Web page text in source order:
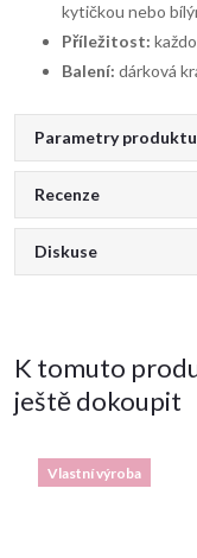
kytičkou nebo
Příležitost:
Balení: dárková
Parametry produktu
Recenze
Diskuse
K tomuto
ještě dokoupit
Vlastní výroba